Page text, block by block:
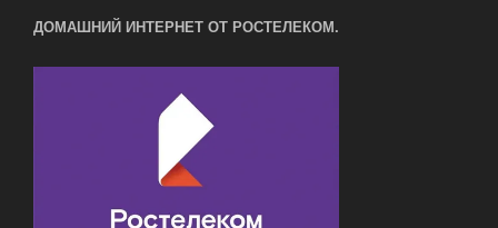
ДОМАШНИЙ ИНТЕРНЕТ ОТ РОСТЕЛЕКОМ.